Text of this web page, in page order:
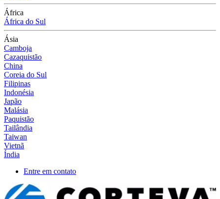
África
África do Sul
Ásia
Camboja
Cazaquistão
China
Coreia do Sul
Filipinas
Indonésia
Japão
Malásia
Paquistão
Tailândia
Taiwan
Vietnã
Índia
Entre em contato